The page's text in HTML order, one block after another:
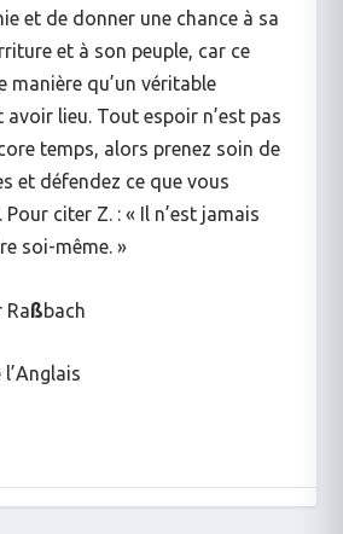
et de donner une chance à sa
et à son peuple, car ce
manière qu’un véritable
avoir lieu. Tout espoir n’est pas
temps, alors prenez soin de
et défendez ce que vous
citer Z. : « Il n’est jamais
soi-même. »
Raßbach